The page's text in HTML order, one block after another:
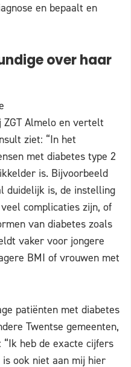
en bepaalt en
over haar
Almelo en vertelt
ziet: “In het
met diabetes type 2
is. Bijvoorbeeld
duidelijk is, de instelling
complicaties zijn, of
van diabetes zoals
vaker voor jongere
BMI of vrouwen met
patiënten met diabetes
Twentse gemeenten,
heb de exacte cijfers
ook niet aan mij hier